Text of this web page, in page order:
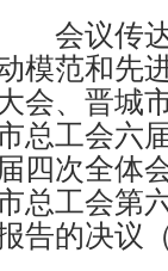
会议传达
模范和先
会、晋城
总工会六
届四次全体
总工会第
告的决议